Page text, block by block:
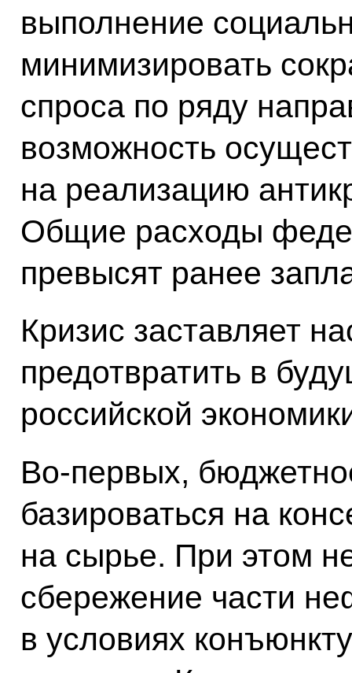
выполнение
минимизировать
спроса по ряду
возможность
на реализацию
Общие расходы
превысят ранее
Кризис заставляет
предотвратить в
российской
Во‑первых,
базироваться на
на сырье. При этом
сбережение части
в условиях